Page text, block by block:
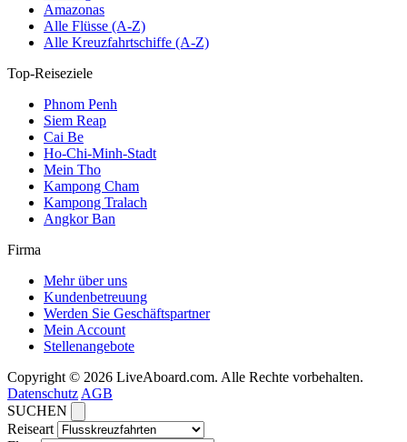
Amazonas
Alle Flüsse (A-Z)
Alle Kreuzfahrtschiffe (A-Z)
Top-Reiseziele
Phnom Penh
Siem Reap
Cai Be
Ho-Chi-Minh-Stadt
Mein Tho
Kampong Cham
Kampong Tralach
Angkor Ban
Firma
Mehr über uns
Kundenbetreuung
Werden Sie Geschäftspartner
Mein Account
Stellenangebote
Copyright © 2026 LiveAboard.com. Alle Rechte vorbehalten.
Datenschutz AGB
SUCHEN
Reiseart